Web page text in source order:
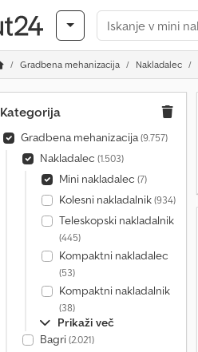
Gradbena mehanizacija Nakladalec
Kategorija
Gradbena mehanizacija(9.757)
Nakladalec (1.503)
Mini nakladalec (7)
Kolesni nakladalnik(934)
Teleskopski nakladalnik
(445)
Kompaktni nakladalec
(53)
Kompaktni nakladalnik
(38)
Prikaži več
Bagri(2.021)